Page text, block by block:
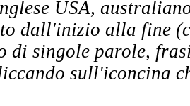
USA,
dall'inizio alla fine
di singole parole,
sull'iconcina